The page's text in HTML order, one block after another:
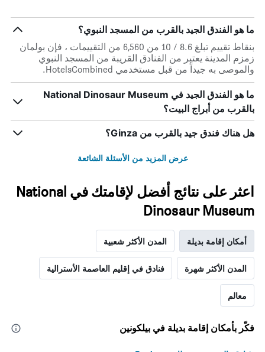
ما هو الفندق الجيد بالقرب من المسجد النبوي؟
بنقاط تقييم تبلغ 8.6 / 10 من 6,560 من التقييمات ، فإن بولمان
زمزم المدينة يعتبر من الفنادق القريبة من المسجد النبوي
والموصى به جيداً من قبل مستخدمي HotelsCombined.
ما هو الفندق الجيد في National Dinosaur Museum
بالقرب من أبراج البيت؟
هل هناك فندق جيد بالقرب من Ginza؟
عرض المزيد من الأسئلة الشائعة
اعثر على نتائج أفضل لإقامتك في National
Dinosaur Museum
أمكان إقامة بديلة المدن الأكثر شعبية
المدن الأكثر شهرة فنادق في إقليم العاصمة الأسترالية
معالم
فكّر بأمكان إقامة بديلة في بيلكونين